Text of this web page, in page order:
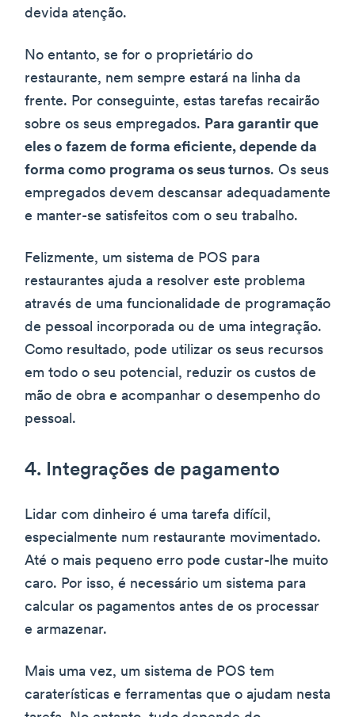
devida atenção.
No entanto, se for o proprietário do
restaurante, nem sempre estará na linha da
frente. Por conseguinte, estas tarefas recairão
sobre os seus empregados. Para garantir que
eles o fazem de forma eficiente, depende da
forma como programa os seus turnos. Os seus
empregados devem descansar adequadamente
e manter-se satisfeitos com o seu trabalho.
Felizmente, um sistema de POS para
restaurantes ajuda a resolver este problema
através de uma funcionalidade de programação
de pessoal incorporada ou de uma integração.
Como resultado, pode utilizar os seus recursos
em todo o seu potencial, reduzir os custos de
mão de obra e acompanhar o desempenho do
pessoal.
4. Integrações de pagamento
Lidar com dinheiro é uma tarefa difícil,
especialmente num restaurante movimentado.
Até o mais pequeno erro pode custar-lhe muito
caro. Por isso, é necessário um sistema para
calcular os pagamentos antes de os processar
e armazenar.
Mais uma vez, um sistema de POS tem
caraterísticas e ferramentas que o ajudam nesta